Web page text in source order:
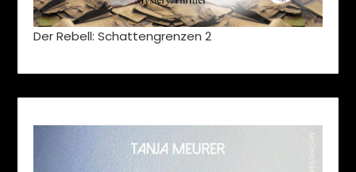
Der Rebell: Schattengrenzen 2